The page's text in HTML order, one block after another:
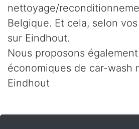
nettoyage/
Belgique. Et cela, selon
sur Eindhout.
Nous proposons
économiques de car-wash
Eindhout